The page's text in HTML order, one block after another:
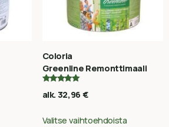
Coloria
Greenline Remonttimaali
tuotteesta:
alk. 32,96 €
Valitse vaihtoehdoista